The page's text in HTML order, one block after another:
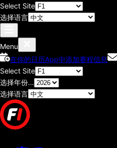
Select Site
选择语言
Menu
在你的日历App中添加赛程信息
Select Site
选择年份...
选择语言